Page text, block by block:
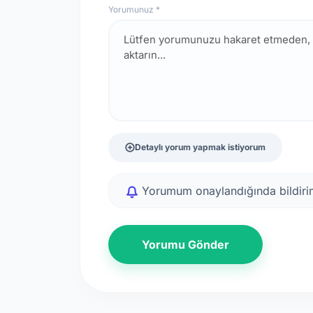
Yorumunuz *
Detaylı yorum yapmak istiyorum
Yorumum onaylandığında
Yorumu Gönder